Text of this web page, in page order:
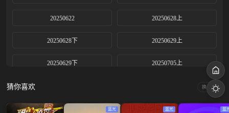
20250622 20250628上
20250628下 20250629上
20250629下 20250705上
20250706 20250712上
猜你喜欢 换一换
蓝光 蓝光 蓝